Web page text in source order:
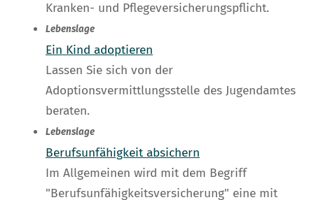
Kranken- und Pflegeversicherungspflicht.
Lebenslage
Ein Kind adoptieren
Lassen Sie sich von der
Adoptionsvermittlungsstelle des Jugendamtes
beraten.
Lebenslage
Berufsunfähigkeit absichern
Im Allgemeinen wird mit dem Begriff
"Berufsunfähigkeitsversicherung" eine mit